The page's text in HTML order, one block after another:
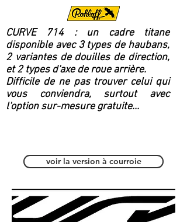
CURVE 714 : un cadre titane
disponible avec 3 types de haubans,
2 variantes de douilles de direction,
et 2 types d'axe de roue arrière.
Difficile de ne pas trouver celui qui
vous conviendra, surtout avec
l'option sur-mesure gratuite...
voir la version à courroie